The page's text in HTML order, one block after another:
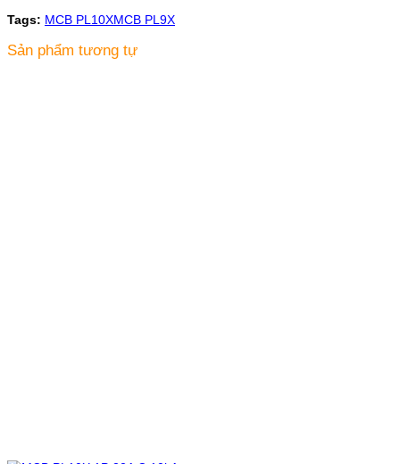
Tags: MCB PL10XMCB PL9X
Sản phẩm tương tự